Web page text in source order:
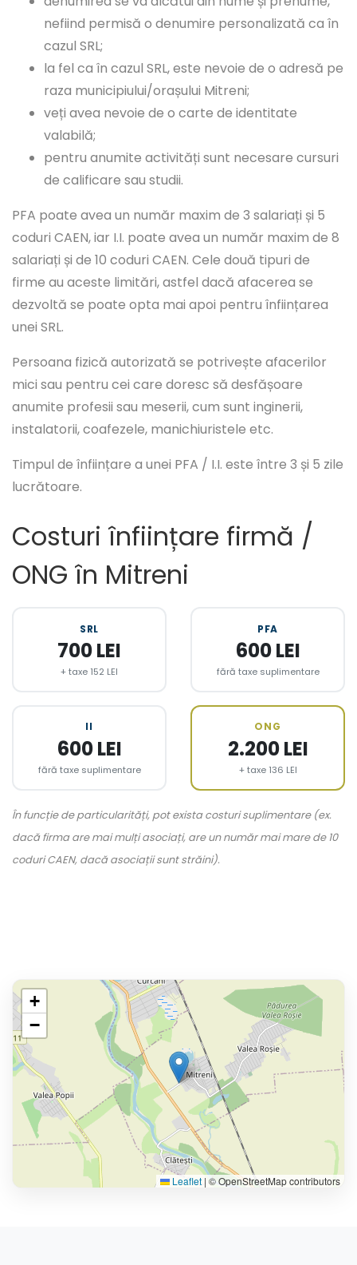
nefiind permisă o denumire personalizată ca în
cazul SRL;
la fel ca în cazul SRL, este nevoie de o adresă pe
raza municipiului/orașului Mitreni;
veți avea nevoie de o carte de identitate
valabilă;
pentru anumite activități sunt necesare cursuri
de calificare sau studii.
PFA poate avea un număr maxim de 3 salariați și 5
coduri CAEN, iar I.I. poate avea un număr maxim de 8
salariați și de 10 coduri CAEN. Cele două tipuri de
firme au aceste limitări, astfel dacă afacerea se
dezvoltă se poate opta mai apoi pentru înființarea
unei SRL.
Persoana fizică autorizată se potrivește afacerilor
mici sau pentru cei care doresc să desfășoare
anumite profesii sau meserii, cum sunt inginerii,
instalatorii, coafezele, manichiuristele etc.
Timpul de înființare a unei PFA / I.I. este între 3 și 5 zile
lucrătoare.
Costuri înființare firmă /
ONG în Mitreni
SRL
700 LEI
+ taxe 152 LEI
PFA
600 LEI
fără taxe suplimentare
II
600 LEI
fără taxe suplimentare
ONG
2.200 LEI
+ taxe 136 LEI
În funcție de particularități, pot exista costuri suplimentare (ex.
dacă firma are mai mulți asociați, are un număr mai mare de 10
coduri CAEN, dacă asociații sunt străini).
+
−
Leaflet | © OpenStreetMap contributors